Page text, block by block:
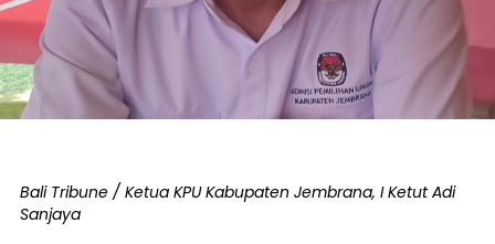
Bali Tribune / Ketua KPU Kabupaten Jembrana, I Ketut Adi
Sanjaya